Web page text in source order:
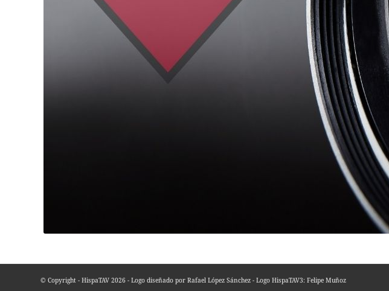
© Copyright - HispaTAV 2026 - Logo diseñado por Rafael López Sánchez - Logo HispaTAV3: Felipe Muñoz